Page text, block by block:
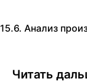
15.6. Анализ
Читать